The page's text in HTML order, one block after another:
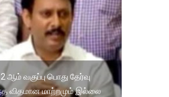
ஆம் வகுப்பு பொது தேர்வு
விதமான மாற்றமும் இல்லை